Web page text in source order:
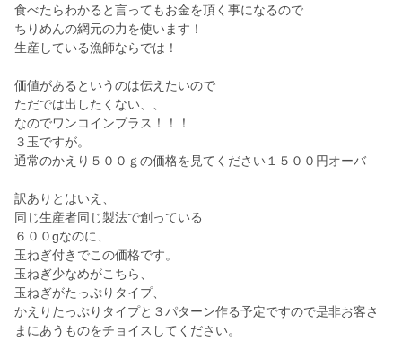
食べたらわかると言ってもお金を頂く事になるので
ちりめんの網元の力を使います！
生産している漁師ならでは！
価値があるというのは伝えたいので
ただでは出したくない、、
なのでワンコインプラス！！！
３玉ですが。
通常のかえり５００ｇの価格を見てください１５００円オーバ
訳ありとはいえ、
同じ生産者同じ製法で創っている
６００gなのに、
玉ねぎ付きでこの価格です。
玉ねぎ少なめがこちら、
玉ねぎがたっぷりタイプ、
かえりたっぷりタイプと３パターン作る予定ですので是非お客さ
まにあうものをチョイスしてください。